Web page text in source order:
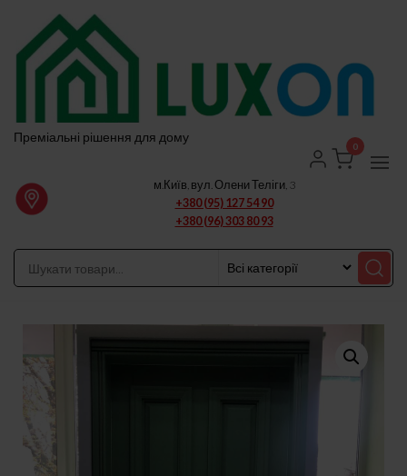
Перейти
вмісту
Преміальні рішення для дому
м.Київ, вул. Олени Теліги, 3
+380 (95) 127 54 90
+380 (96) 303 80 93
0